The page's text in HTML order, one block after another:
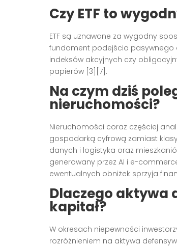
Czy ETF to
ETF są uznawane za wygodny
fundament podejścia pasywnego
indeksów akcyjnych czy
papierów [3][7].
Na czym dziś
nieruchomości?
Nieruchomości coraz częściej
gospodarką cyfrową zamiast
danych i logistyka oraz
generowany przez AI i e-
ewentualnych obniżek sprzyja
Dlaczego aktywa
kapitał?
W okresach niepewności
rozróżnieniem na aktywa